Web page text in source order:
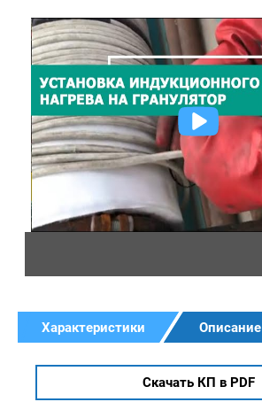
Характеристики Описание
Скачать КП в PDF